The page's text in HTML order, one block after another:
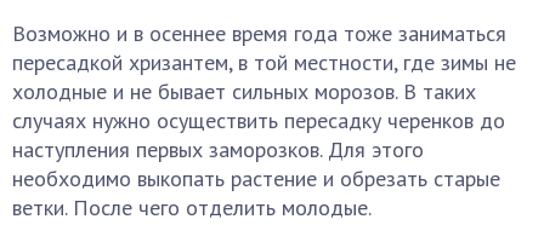
Возможно и в осеннее время года тоже заниматься
пересадкой хризантем, в той местности, где зимы не
холодные и не бывает сильных морозов. В таких
случаях нужно осуществить пересадку черенков до
наступления первых заморозков. Для этого
необходимо выкопать растение и обрезать старые
ветки. После чего отделить молодые.